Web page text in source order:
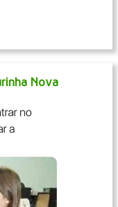
Nova